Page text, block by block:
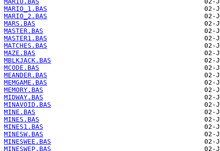
MARIO_1.BAS
MARIO_2.BAS
MARS.BAS
MASTER.BAS
MASTER1.BAS
MATCHES.BAS
MAZE.BAS
MBLKJACK.BAS
MCODE.BAS
MEANDER.BAS
MEMGAME.BAS
MEMORY.BAS
MIDWAY.BAS
MINAVOID.BAS
MINE.BAS
MINES.BAS
MINES1.BAS
MINESW.BAS
MINESWEE.BAS
MINESWEP.BAS